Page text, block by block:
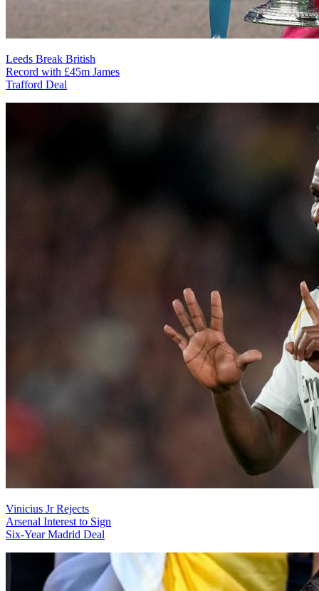
Leeds Break British
Record with £45m James
Trafford Deal
Vinicius Jr Rejects
Arsenal Interest to Sign
Six-Year Madrid Deal